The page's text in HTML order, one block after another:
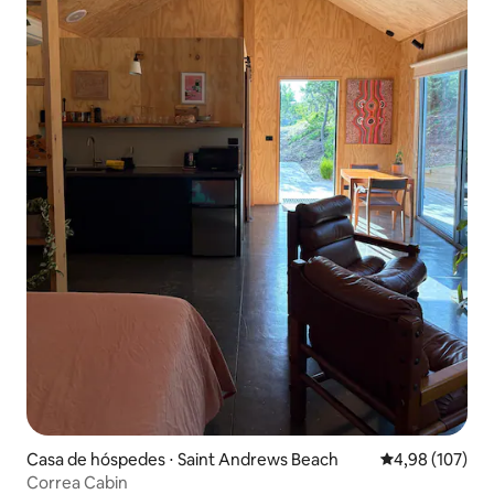
Casa de hóspedes ⋅ Saint Andrews Beach 4,98 de uma
4,98 (107)
Correa Cabin